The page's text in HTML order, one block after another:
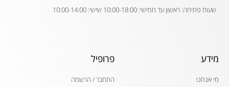
שעות פתיחה: ראשון עד חמישי: 10:00-18:00 שישי: 10:00-14:00
מידע
מי אנחנו
פרופיל
התחבר / הרשמה